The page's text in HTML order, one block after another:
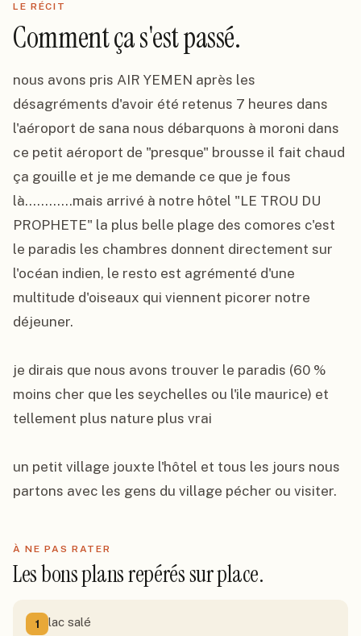
LE RÉCIT
Comment ça s'est passé.
nous avons pris AIR YEMEN après les
désagréments d'avoir été retenus 7 heures dans
l'aéroport de sana nous débarquons à moroni dans
ce petit aéroport de "presque" brousse il fait chaud
ça gouille et je me demande ce que je fous
là............mais arrivé à notre hôtel "LE TROU DU
PROPHETE" la plus belle plage des comores c'est
le paradis les chambres donnent directement sur
l'océan indien, le resto est agrémenté d'une
multitude d'oiseaux qui viennent picorer notre
déjeuner.
je dirais que nous avons trouver le paradis (60 %
moins cher que les seychelles ou l'ile maurice) et
tellement plus nature plus vrai
un petit village jouxte l'hôtel et tous les jours nous
partons avec les gens du village pécher ou visiter.
À NE PAS RATER
Les bons plans repérés sur place.
1 lac salé